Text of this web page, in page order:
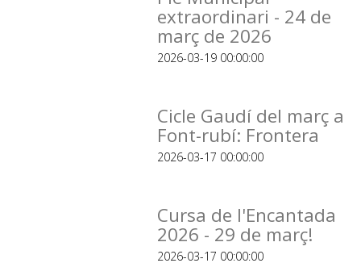
extraordinari - 24 de
març de 2026
2026-03-19 00:00:00
Cicle Gaudí del març a
Font-rubí: Frontera
2026-03-17 00:00:00
Cursa de l'Encantada
2026 - 29 de març!
2026-03-17 00:00:00